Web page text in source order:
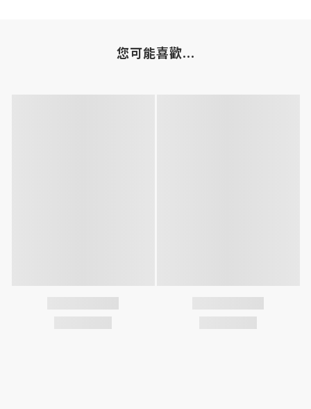
您可能喜歡...